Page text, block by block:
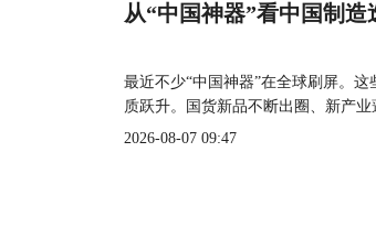
从“中国神器”看中国制造
最近不少“中国神器”在全球刷屏。
质跃升。国货新品不断出圈、新产
2026-08-07 09:47